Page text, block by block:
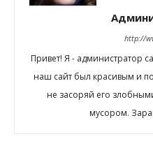
http://
Привет! Я - администратор
наш сайт был красивым и
не засоряй его
мусором.